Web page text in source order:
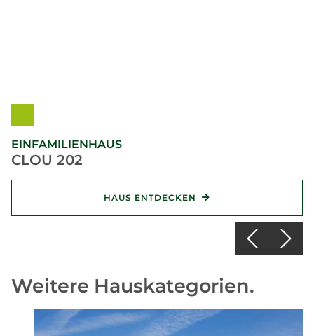
EINFAMILIENHAUS
CLOU 202
HAUS ENTDECKEN
Weitere Hauskategorien.